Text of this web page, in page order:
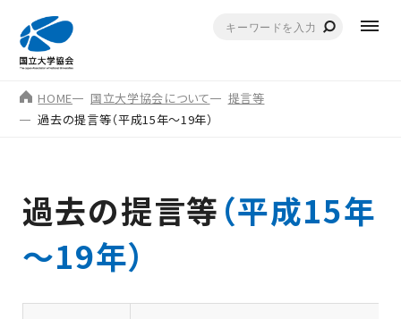
HOME 国立大学協会について
提言等
過去の提言等（平成15年～19年）
過去の提言等（平成15年
～19年）